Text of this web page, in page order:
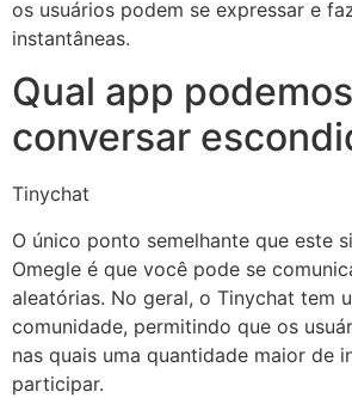
os usuários podem se expressar e
instantâneas.
Qual app podemos
conversar
Tinychat
O único ponto semelhante que este
Omegle é que você pode se
aleatórias. No geral, o Tinychat tem
comunidade, permitindo que os
nas quais uma quantidade maior de
participar.